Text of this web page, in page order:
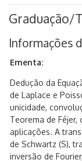
Graduação/
Informações
Ementa:
Dedução da
de Laplace e
unicidade,
Teorema de
aplicações. A
de Schwartz (S),
inversão de